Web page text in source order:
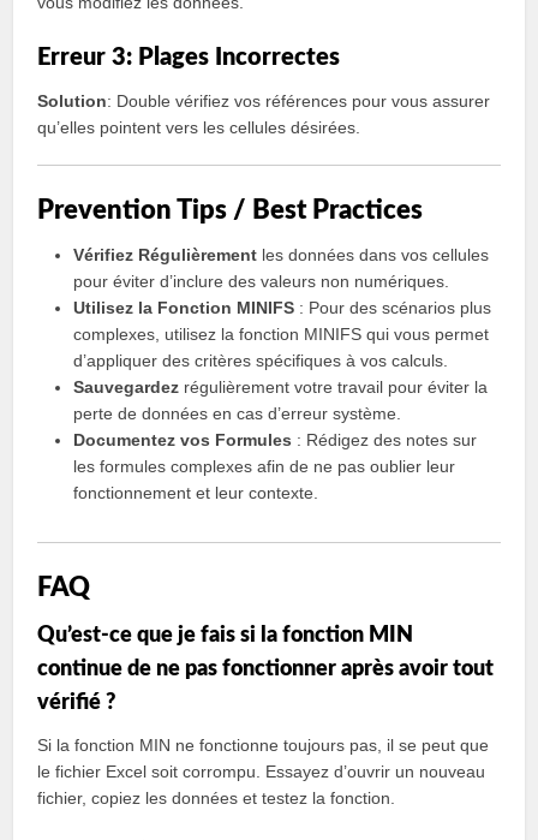
Erreur 3: Plages Incorrectes
Solution: Double vérifiez vos références pour vous assurer
qu’elles pointent vers les cellules désirées.
Prevention Tips / Best Practices
Vérifiez Régulièrement les données dans vos cellules
pour éviter d’inclure des valeurs non numériques.
Utilisez la Fonction MINIFS : Pour des scénarios plus
complexes, utilisez la fonction MINIFS qui vous permet
d’appliquer des critères spécifiques à vos calculs.
Sauvegardez régulièrement votre travail pour éviter la
perte de données en cas d’erreur système.
Documentez vos Formules : Rédigez des notes sur
les formules complexes afin de ne pas oublier leur
fonctionnement et leur contexte.
FAQ
Qu’est-ce que je fais si la fonction MIN
continue de ne pas fonctionner après avoir tout
vérifié ?
Si la fonction MIN ne fonctionne toujours pas, il se peut que
le fichier Excel soit corrompu. Essayez d’ouvrir un nouveau
fichier, copiez les données et testez la fonction.